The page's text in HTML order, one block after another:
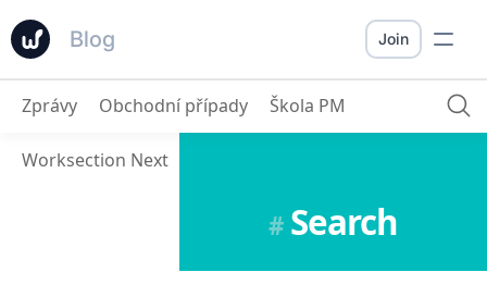
Blog Join
Zprávy Obchodní případy Škola PM
Worksection Next
#Search